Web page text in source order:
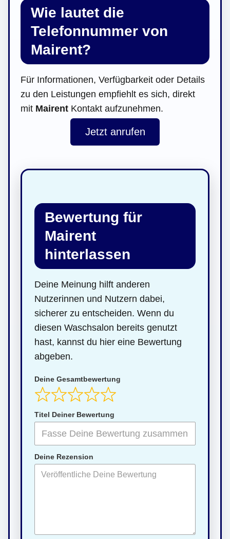
Wie lautet die
Telefonnummer von
Mairent?
Für Informationen, Verfügbarkeit oder Details
zu den Leistungen empfiehlt es sich, direkt
mit Mairent Kontakt aufzunehmen.
Jetzt anrufen
Bewertung für
Mairent
hinterlassen
Deine Meinung hilft anderen
Nutzerinnen und Nutzern dabei,
sicherer zu entscheiden. Wenn du
diesen Waschsalon bereits genutzt
hast, kannst du hier eine Bewertung
abgeben.
Deine Gesamtbewertung
Titel Deiner Bewertung
Deine Rezension